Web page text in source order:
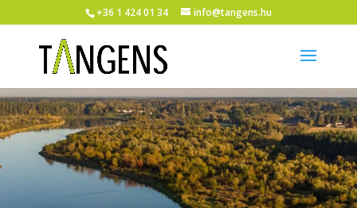
+36 1 424 01 34 info@tangens.hu